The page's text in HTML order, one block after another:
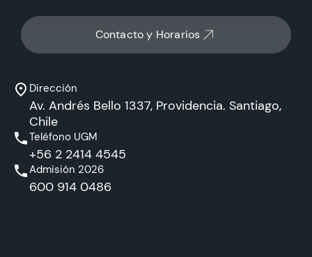
Contacto y Horarios
Dirección
Av. Andrés Bello 1337, Providencia. Santiago,
Chile
Teléfono UGM
+56 2 2414 4545
Admisión 2026
600 914 0486